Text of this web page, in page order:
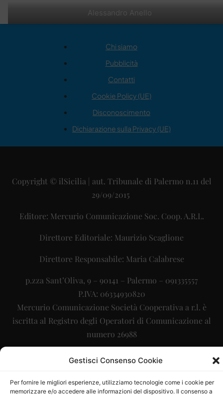
Gestisci Consenso Cookie
Per fornire le migliori esperienze, utilizziamo tecnologie come i cookie per
memorizzare e/o accedere alle informazioni del dispositivo. Il consenso a
Alessandro Anello
Chi siamo
Pubblicità
Contatti
Cookie Policy (UE)
Disconoscimento
Dichiarazione sulla Privacy (UE)
Copyright © ilSicilia | aut. Tribunale di Palermo n.11 del
29/09/2015
Editore: Mercurio Comunicazione Soc. Coop. A.R.L.
Direttore Editoriale: Maurizio Scaglione
Direttore Responsabile: Maria Calabrese
p.zza Sant’Oliva, 9 – 90141 – Palermo – 091335557
P.IVA: 06334930820
Mercurio Comunicazione Società Cooperativa a r.l. è
iscritta al Registro degli Operatori di Comunicazione al
numero 26988
Sito gestito da La Digitale srl info@ladigitale.it